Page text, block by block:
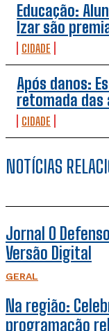
Educação:
Izar são
CIDADE
Após danos:
retomada das
CIDADE
NOTÍCIAS
Jornal O
Versão Digital
GERAL
Na região:
programação